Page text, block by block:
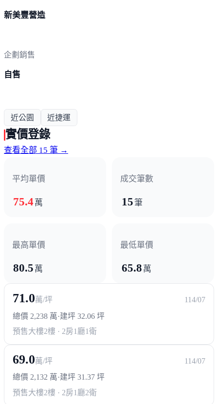
新美豐營造
企劃銷售
自售
近公園 近捷運
實價登錄
查看全部 15 筆 →
平均單價
75.4 萬
成交筆數
15筆
最高單價
80.5 萬
最低單價
65.8 萬
71.0萬/坪
114/07
總價 2,238 萬·建坪 32.06 坪
預售大樓2樓 · 2房1廳1衛
69.0萬/坪
114/07
總價 2,132 萬·建坪 31.37 坪
預售大樓2樓 · 2房1廳2衛